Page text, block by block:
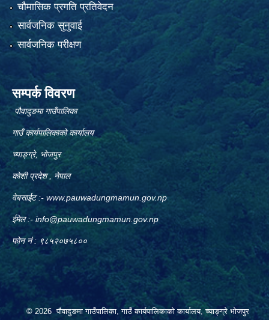
चौमासिक प्रगति प्रतिवेदन
सार्वजनिक सुनुवाई
सार्वजनिक परीक्षण
सम्पर्क विवरण
पौवादुङमा गाउँपालिका
गाउँ कार्यपालिकाको कार्यालय
च्याङ्ग्रे, भोजपुर
कोशी प्रदेश , नेपाल
वेबसाईट :- www.pauwadungmamun.gov.np
ईमेल :- info@pauwadungmamun.gov.np
फोन नं : ९८५२०७५८००
© 2026 पौवादुङमा गाउँपालिका, गाउँ कार्यपालिकाको कार्यालय, च्याङ्ग्रे भोजपुर